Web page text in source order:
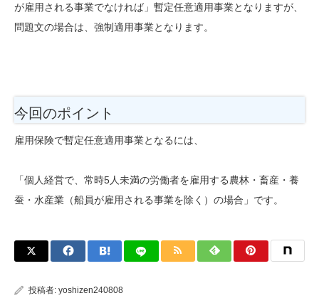
が雇用される事業でなければ」暫定任意適用事業となりますが、
問題文の場合は、強制適用事業となります。
今回のポイント
雇用保険で暫定任意適用事業となるには、
「個人経営で、常時5人未満の労働者を雇用する農林・畜産・養
蚕・水産業（船員が雇用される事業を除く）の場合」です。
投稿者: yoshizen240808